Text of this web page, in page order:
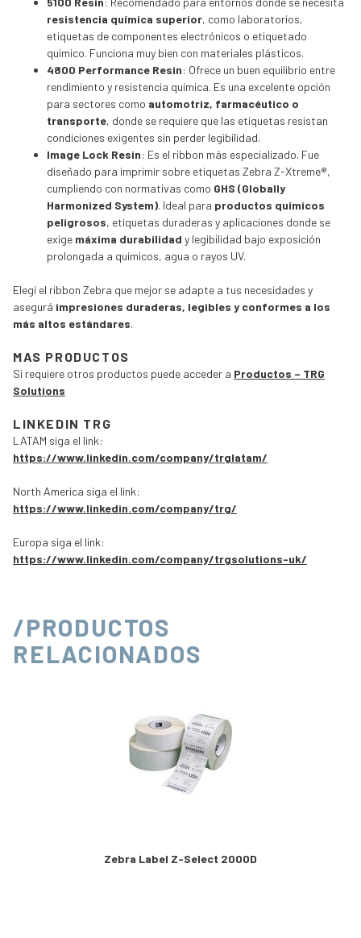
resistencia química superior, como laboratorios,
etiquetas de componentes electrónicos o etiquetado
químico. Funciona muy bien con materiales plásticos.
4800 Performance Resin: Ofrece un buen equilibrio entre
rendimiento y resistencia química. Es una excelente opción
para sectores como automotriz, farmacéutico o
transporte, donde se requiere que las etiquetas resistan
condiciones exigentes sin perder legibilidad.
Image Lock Resin: Es el ribbon más especializado. Fue
diseñado para imprimir sobre etiquetas Zebra Z-Xtreme®,
cumpliendo con normativas como GHS (Globally
Harmonized System). Ideal para productos químicos
peligrosos, etiquetas duraderas y aplicaciones donde se
exige máxima durabilidad y legibilidad bajo exposición
prolongada a químicos, agua o rayos UV.
Elegí el ribbon Zebra que mejor se adapte a tus necesidades y
asegurá impresiones duraderas, legibles y conformes a los
más altos estándares.
MAS PRODUCTOS
Si requiere otros productos puede acceder a Productos – TRG
Solutions
LINKEDIN TRG
LATAM siga el link:
https://www.linkedin.com/company/trglatam/
North America siga el link:
https://www.linkedin.com/company/trg/
Europa siga el link:
https://www.linkedin.com/company/trgsolutions-uk/
/PRODUCTOS
RELACIONADOS
Zebra Label Z-Select 2000D